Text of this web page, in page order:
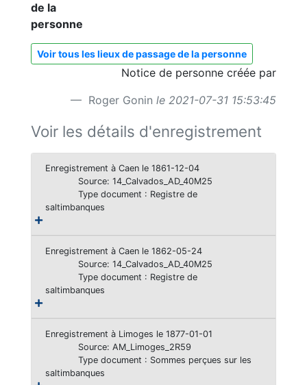
de la
personne
Voir tous les lieux de passage de la personne
Notice de personne créée par
Roger Gonin le 2021-07-31 15:53:45
Voir les détails d'enregistrement
Enregistrement à Caen le 1861-12-04
Source: 14_Calvados_AD_40M25
Type document : Registre de
saltimbanques
Enregistrement à Caen le 1862-05-24
Source: 14_Calvados_AD_40M25
Type document : Registre de
saltimbanques
Enregistrement à Limoges le 1877-01-01
Source: AM_Limoges_2R59
Type document : Sommes perçues sur les
saltimbanques